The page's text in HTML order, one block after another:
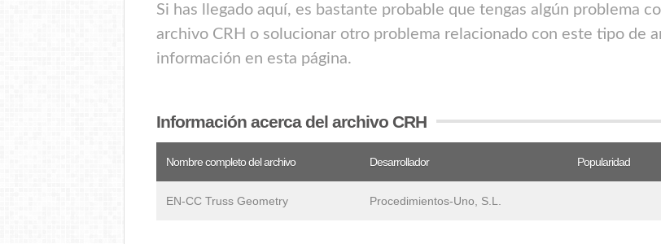
Si has llegado aquí, es bastante probable que tengas algún problema
archivo CRH o solucionar otro problema relacionado con este tipo de
información en esta página.
Información acerca del archivo CRH
Nombre completo del archivo Desarrollador Popularidad
EN-CC Truss Geometry Procedimientos-Uno, S.L.